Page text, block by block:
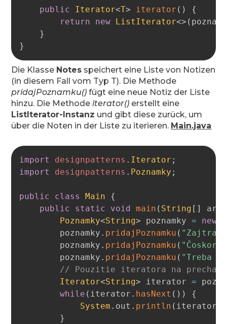
public Iterator<T> iterator ( )
{
return
new ListIterator<> (
}
}
Die Klasse Notes speichert eine Liste von Notizen
(in diesem Fall vom Typ T). Die Methode
pridajPoznamku() fügt eine neue Notiz der Liste
hinzu. Die Methodeiterator() erstellt eine
ListIterator-Instanz und gibt diese zurück, um
über die Noten in der Liste zu iterieren. Main.java
import designpatterns . Iterator ;
import
designpatterns . Poznamky ;
public class Main
{
public
static void main ( String [ ]
args
Poznamky<String> poznamky = new
        poznamky
. pridajPoznamku ( "Zajtra
        poznamky
. pridajPoznamku (
        poznamky
. pridajPoznamku ( "Treba
// Pouzitie iteratora na
Iterator<String> iterator =
while ( iterator . hasNext ( ) )
{
System . out . println ( iterator
}